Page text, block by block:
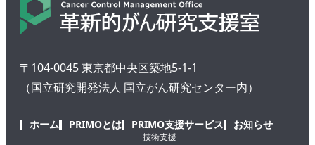
〒104-0045 東京都中央区築地5-1-1
（国立研究開発法人 国立がん研究センター内）
ホーム PRIMOとは PRIMO支援サービス
技術支援
お知らせ